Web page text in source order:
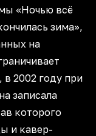
«Ночью всё
зима»,
на
2002 году при
записала
которого
и кавер-